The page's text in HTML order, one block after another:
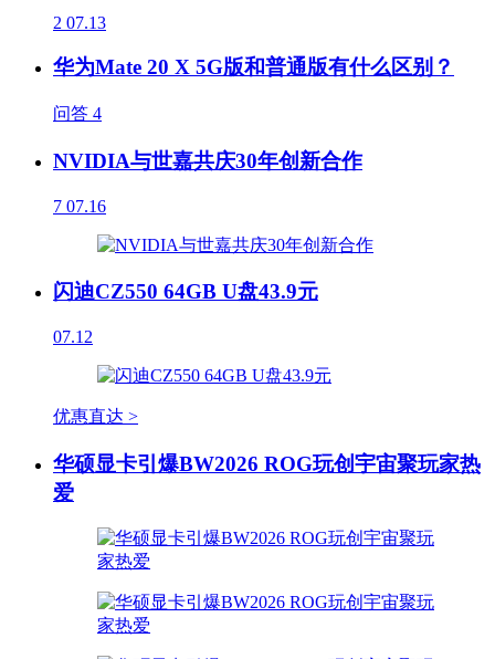
2 07.13
华为Mate 20 X 5G版和普通版有什么区别？
问答 4
NVIDIA与世嘉共庆30年创新合作
7 07.16
闪迪CZ550 64GB U盘43.9元
07.12
优惠直达 >
华硕显卡引爆BW2026 ROG玩创宇宙聚玩家热
爱